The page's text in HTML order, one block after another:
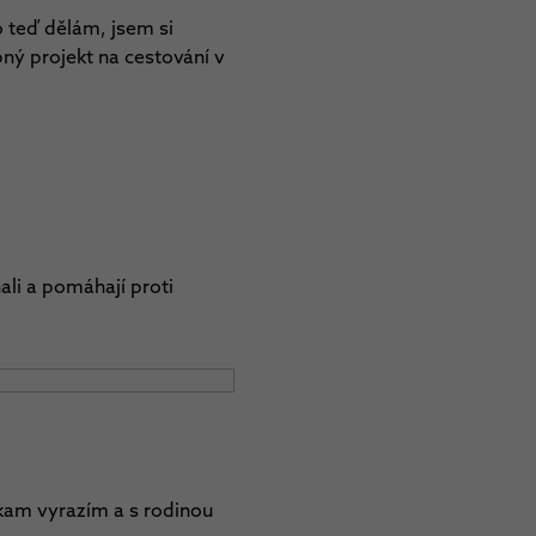
teď dělám, jsem si
projekt na cestování v
a pomáhají proti
vyrazím a s rodinou